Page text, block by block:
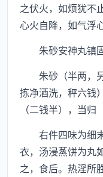
之伏火，如烦犹不
心火自降，如气浮
朱砂安神丸镇固
朱砂（半两，另
拣净酒洗，秤六钱
（二钱半），当归
右件四味为细末
衣，汤浸蒸饼为丸
之，食后。热淫所